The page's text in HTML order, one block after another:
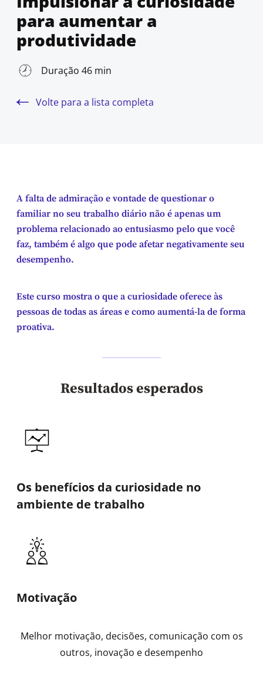
para aumentar a
produtividade
Duração 46 min
Volte para a lista completa
A falta de admiração e vontade de questionar o
familiar no seu trabalho diário não é apenas um
problema relacionado ao entusiasmo pelo que você
faz, também é algo que pode afetar negativamente seu
desempenho.
Este curso mostra o que a curiosidade oferece às
pessoas de todas as áreas e como aumentá-la de forma
proativa.
Resultados esperados
Os benefícios da curiosidade no
ambiente de trabalho
Motivação
Melhor motivação, decisões, comunicação com os
outros, inovação e desempenho